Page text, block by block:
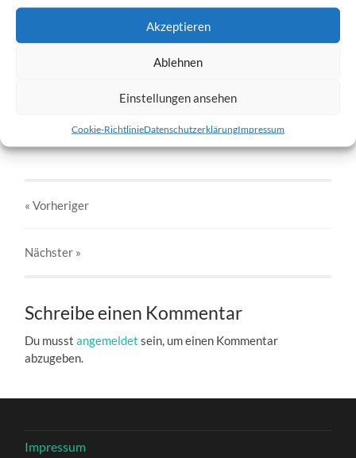
Akzeptieren
Ablehnen
Einstellungen ansehen
Cookie-RichtlinieDatenschutzerklärungImpressum
w6-21.01.2012-b.jpg
« Vorheriger
Nächster »
Schreibe einen Kommentar
Du musstangemeldet sein, um einen Kommentar
abzugeben.
Impressum